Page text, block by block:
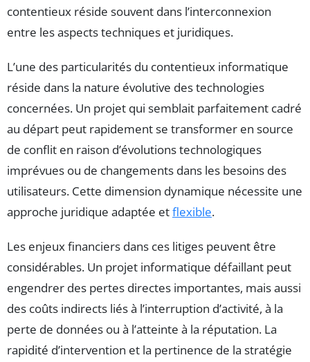
contentieux réside souvent dans l’interconnexion
entre les aspects techniques et juridiques.
L’une des particularités du contentieux informatique
réside dans la nature évolutive des technologies
concernées. Un projet qui semblait parfaitement cadré
au départ peut rapidement se transformer en source
de conflit en raison d’évolutions technologiques
imprévues ou de changements dans les besoins des
utilisateurs. Cette dimension dynamique nécessite une
approche juridique adaptée etflexible.
Les enjeux financiers dans ces litiges peuvent être
considérables. Un projet informatique défaillant peut
engendrer des pertes directes importantes, mais aussi
des coûts indirects liés à l’interruption d’activité, à la
perte de données ou à l’atteinte à la réputation. La
rapidité d’intervention et la pertinence de la stratégie